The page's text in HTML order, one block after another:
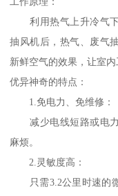
利用热气上升冷气下
抽风机后，热气、废气
新鲜空气的效果，让室内
优异神奇的特点：
1.免电力、免维修：
减少电线短路或电力
麻烦。
2.灵敏度高：
只需3.2公里时速的微